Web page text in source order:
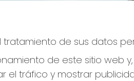
tratamiento de sus datos
de este sitio web
el tráfico y mostrar